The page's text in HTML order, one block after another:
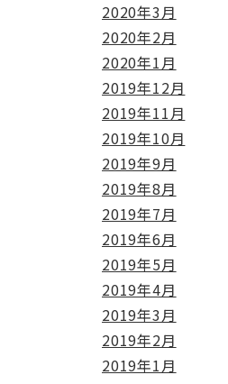
2020年3月
2020年2月
2020年1月
2019年12月
2019年11月
2019年10月
2019年9月
2019年8月
2019年7月
2019年6月
2019年5月
2019年4月
2019年3月
2019年2月
2019年1月